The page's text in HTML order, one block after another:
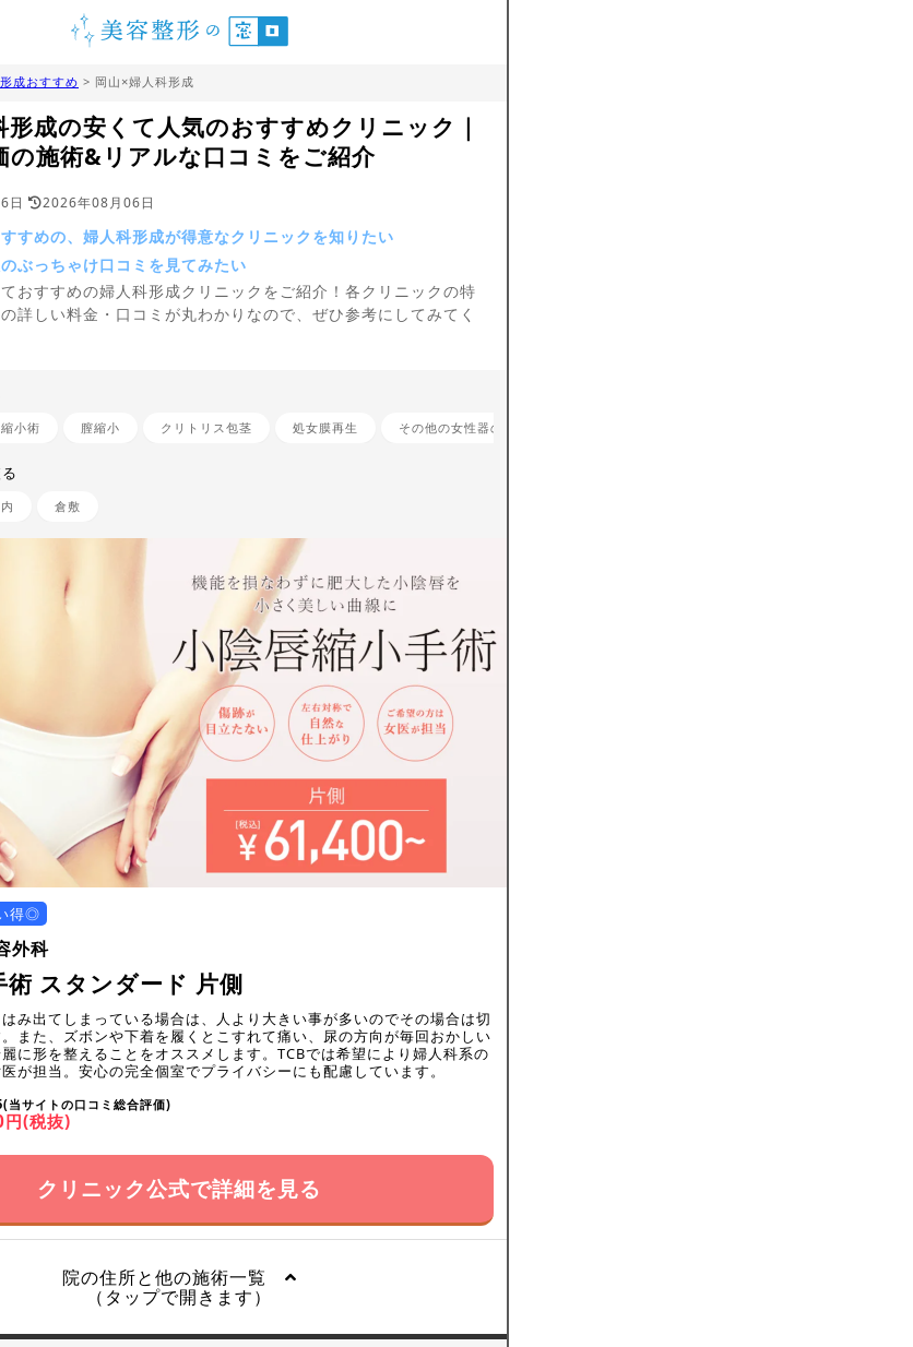
成おすすめ > 岡山×婦人科形成
形成の安くて人気のおすすめクリニック｜
の施術&リアルな口コミをご紹介
日 2026年08月06日
すめの、婦人科形成が得意なクリニックを知りたい
ぶっちゃけ口コミを見てみたい
おすすめの婦人科形成クリニックをご紹介！各クリニックの特
詳しい料金・口コミが丸わかりなので、ぜひ参考にしてみてく
小術 膣縮小 クリトリス包茎 処女膜再生 その他の女性器の整形
倉敷
得◎
外科
術 スタンダード 片側
み出てしまっている場合は、人より大きい事が多いのでその場合は切
また、ズボンや下着を履くとこすれて痛い、尿の方向が毎回おかしい
に形を整えることをオススメします。TCBでは希望により婦人科系の
が担当。安心の完全個室でプライバシーにも配慮しています。
当サイトの口コミ総合評価)
(税抜)
クリニック公式で詳細を見る
院の住所と他の施術一覧
（タップで開きます）